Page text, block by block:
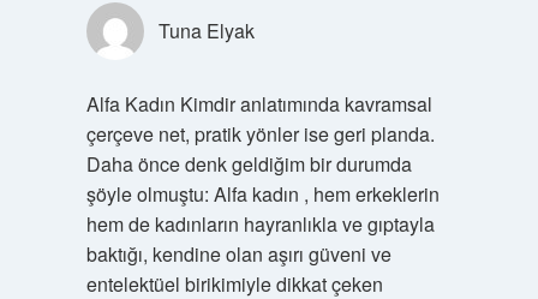
Tuna Elyak
Alfa Kadın Kimdir anlatımında kavramsal
çerçeve net, pratik yönler ise geri planda.
Daha önce denk geldiğim bir durumda
şöyle olmuştu: Alfa kadın , hem erkeklerin
hem de kadınların hayranlıkla ve gıptayla
baktığı, kendine olan aşırı güveni ve
entelektüel birikimiyle dikkat çeken